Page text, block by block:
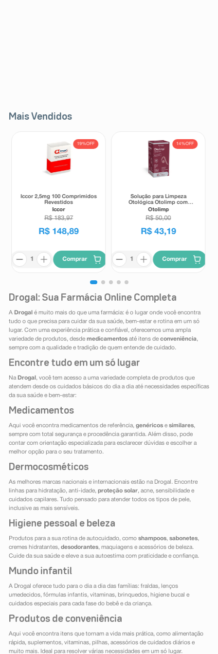
Mais Vendidos
19%OFF
Iccor 2,5mg 100 Comprimidos
Revestidos
Iccor
R$ 183,97
R$ 148,89
Comprar
14%OFF
Solução para Limpeza
Otológica Otolimp com
Gotejador 2ml
Otolimp
R$ 50,00
R$ 43,19
Comprar
Drogal: Sua Farmácia Online Completa
A Drogal é muito mais do que uma farmácia: é o lugar onde você encontra
tudo o que precisa para cuidar da sua saúde, bem-estar e rotina em um só
lugar. Com uma experiência prática e confiável, oferecemos uma ampla
variedade de produtos, desde medicamentosaté itens de conveniência,
sempre com a qualidade e tradição de quem entende de cuidado.
Encontre tudo em um só lugar
Na Drogal , você tem acesso a uma variedade completa de produtos que
atendem desde os cuidados básicos do dia a dia até necessidades específicas
da sua saúde e bem-estar:
Medicamentos
Aqui você encontra medicamentos de referência, genéricose similares,
sempre com total segurança e procedência garantida. Além disso, pode
contar com orientação especializada para esclarecer dúvidas e escolher a
melhor opção para o seu tratamento.
Dermocosméticos
As melhores marcas nacionais e internacionais estão na Drogal. Encontre
linhas para hidratação, anti-idade, proteção solar, acne, sensibilidade e
cuidados capilares. Tudo pensado para atender todos os tipos de pele,
inclusive as mais sensíveis.
Higiene pessoal e beleza
Produtos para a sua rotina de autocuidado, como shampoos, sabonetes,
cremes hidratantes, desodorantes, maquiagens e acessórios de beleza.
Cuide da sua saúde e eleve a sua autoestima com praticidade e confiança.
Mundo infantil
A Drogal oferece tudo para o dia a dia das famílias: fraldas, lenços
umedecidos, fórmulas infantis, vitaminas, brinquedos, higiene bucal e
cuidados especiais para cada fase do bebê e da criança.
Produtos de conveniência
Aqui você encontra itens que tornam a vida mais prática, como alimentação
rápida, suplementos, vitaminas, pilhas, acessórios de cuidados diários e
muito mais. Ideal para resolver várias necessidades em um só lugar.